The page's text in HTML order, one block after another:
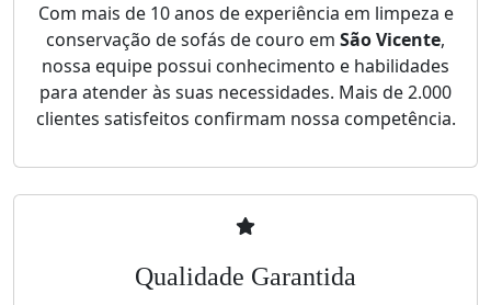
Com mais de 10 anos de experiência em limpeza e
conservação de sofás de couro em São Vicente,
nossa equipe possui conhecimento e habilidades
para atender às suas necessidades. Mais de 2.000
clientes satisfeitos confirmam nossa competência.
Qualidade Garantida